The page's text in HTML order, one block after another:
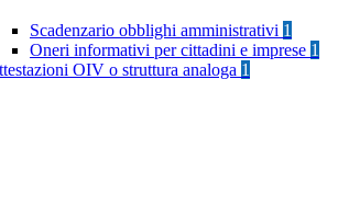
Scadenzario obblighi amministrativi 1
Oneri informativi per cittadini e imprese 1
OIV o struttura analoga 1